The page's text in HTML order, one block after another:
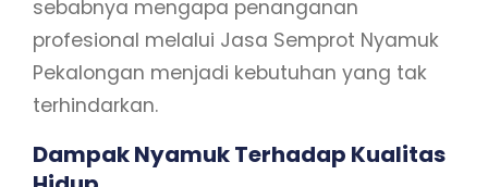
sebabnya mengapa penanganan
profesional melalui Jasa Semprot Nyamuk
Pekalongan menjadi kebutuhan yang tak
terhindarkan.
Dampak Nyamuk Terhadap Kualitas